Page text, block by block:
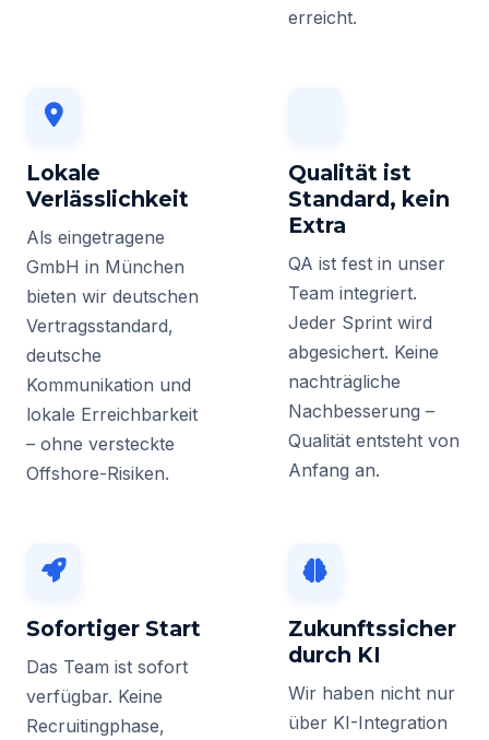
erreicht.
Lokale
Verlässlichkeit
Als eingetragene
GmbH in München
bieten wir deutschen
Vertragsstandard,
deutsche
Kommunikation und
lokale Erreichbarkeit
– ohne versteckte
Offshore-Risiken.
Qualität ist
Standard, kein
Extra
QA ist fest in unser
Team integriert.
Jeder Sprint wird
abgesichert. Keine
nachträgliche
Nachbesserung –
Qualität entsteht von
Anfang an.
Sofortiger Start
Das Team ist sofort
verfügbar. Keine
Recruitingphase,
Zukunftssicher
durch KI
Wir haben nicht nur
über KI-Integration